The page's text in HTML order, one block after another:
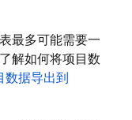
最多可能需要一
解如何将项目数
数据导出到